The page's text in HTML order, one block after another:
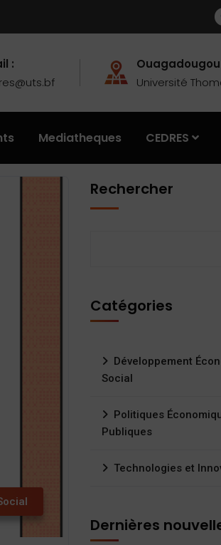
:
Ouagadougou
Université
Mediatheques CEDRES
Rechercher
Catégories
Développement
Social
Politiques
Publiques
Technologies et
Dernières